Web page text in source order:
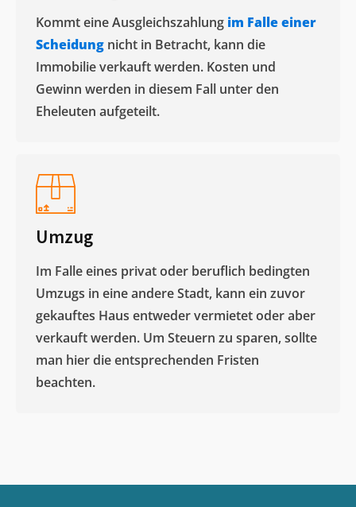
Kommt eine Ausgleichszahlung im Falle einer
Scheidung nicht in Betracht, kann die
Immobilie verkauft werden. Kosten und
Gewinn werden in diesem Fall unter den
Eheleuten aufgeteilt.​
Umzug
Im Falle eines privat oder beruflich bedingten
Umzugs in eine andere Stadt, kann ein zuvor
gekauftes Haus entweder vermietet oder aber
verkauft werden. Um Steuern zu sparen, sollte
man hier die entsprechenden Fristen
beachten.